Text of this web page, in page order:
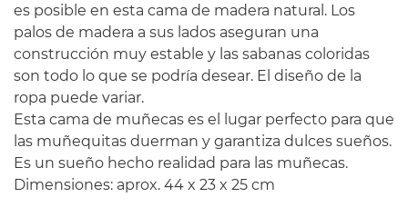
es posible en esta cama de madera natural. Los
palos de madera a sus lados aseguran una
construcción muy estable y las sabanas coloridas
son todo lo que se podría desear. El diseño de la
ropa puede variar.
Esta cama de muñecas es el lugar perfecto para que
las muñequitas duerman y garantiza dulces sueños.
Es un sueño hecho realidad para las muñecas.
Dimensiones: aprox. 44 x 23 x 25 cm